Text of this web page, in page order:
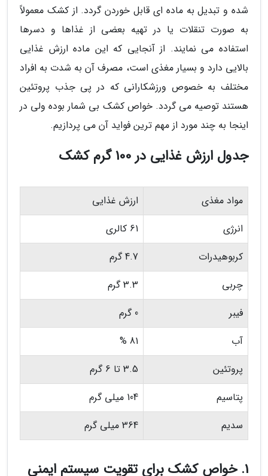
شده و تبدیل به ماده ای قابل خوردن گردد. از کشک معمولاً
به صورت تنقلات یا در تهیه بعضی از غذاها و دسرها
استفاده می نمایند. از آنجایی که این ماده ارزش غذایی
بالایی دارد و بسیار مغذی است، مصرف آن به شدت به افراد
مختلف به خصوص ورزشکارانی که در پی جذب پروتئین
هستند توصیه می گردد. خواص کشک بی شمار بوده ولی در
اینجا به چند مورد از مهم ترین فواید آن می پردازیم.
جدول ارزش غذایی در 100 گرم کشک
مواد مغذی
ارزش غذایی
انرژی
61 کالری
کربوهیدرات
4.7 گرم
چربی
3.3 گرم
فیبر
0 گرم
آب
81 %
پروتئین
3.5 تا 6 گرم
پتاسیم
104 میلی گرم
سدیم
364 میلی گرم
1. خواص کشک برای تقویت سیستم ایمنی